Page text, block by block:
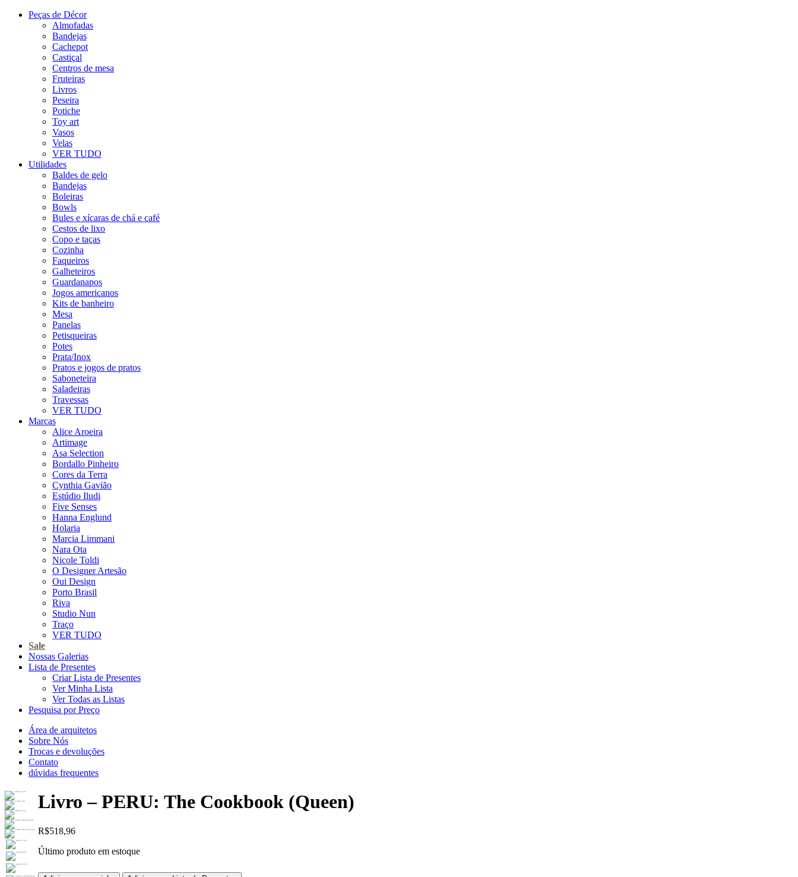
Peças de Décor
Almofadas
Bandejas
Cachepot
Castiçal
Centros de mesa
Fruteiras
Livros
Peseira
Potiche
Toy art
Vasos
Velas
VER TUDO
Utilidades
Baldes de gelo
Bandejas
Boleiras
Bowls
Bules e xícaras de chá e café
Cestos de lixo
Copo e taças
Cozinha
Faqueiros
Galheteiros
Guardanapos
Jogos americanos
Kits de banheiro
Mesa
Panelas
Petisqueiras
Potes
Prata/Inox
Pratos e jogos de pratos
Saboneteira
Saladeiras
Travessas
VER TUDO
Marcas
Alice Aroeira
Artimage
Asa Selection
Bordallo Pinheiro
Cores da Terra
Cynthia Gavião
Estúdio Iludi
Five Senses
Hanna Englund
Holaria
Marcia Limmani
Nara Ota
Nicole Toldi
O Designer Artesão
Oui Design
Porto Brasil
Riva
Studio Nun
Traço
VER TUDO
Sale
Nossas Galerias
Lista de Presentes
Criar Lista de Presentes
Ver Minha Lista
Ver Todas as Listas
Pesquisa por Preço
Área de arquitetos
Sobre Nós
Trocas e devoluções
Contato
dúvidas frequentes
Livro – PERU: The Cookbook (Queen)
R$518,96
Último produto em estoque